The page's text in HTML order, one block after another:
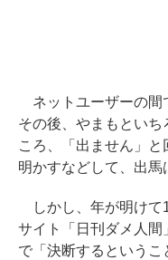
ネットユーザーの間
その後、やまもといち
ころ、「出ません」
明かすなどして、出馬
しかし、年が明けて
サイト「日刊ダメ人間
で「決断するという